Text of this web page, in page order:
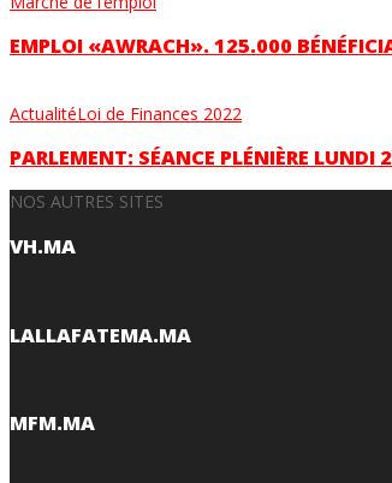
EMPLOI «AWRACH». 125.000
ActualitéLoi de Finances 2022
PARLEMENT: SÉANCE PLÉNIÈRE LUNDI
NOS AUTRES SITES
VH.MA
LALLAFATEMA.MA
MFM.MA